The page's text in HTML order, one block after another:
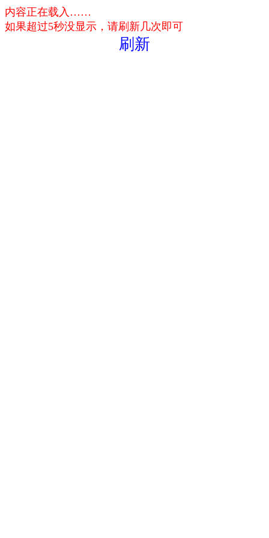
内容正在载入……
如果超过5秒没显示，请刷新几次即可
刷新